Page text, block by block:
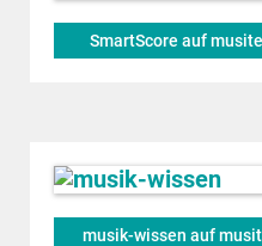
SmartScore auf
musik-wissen auf